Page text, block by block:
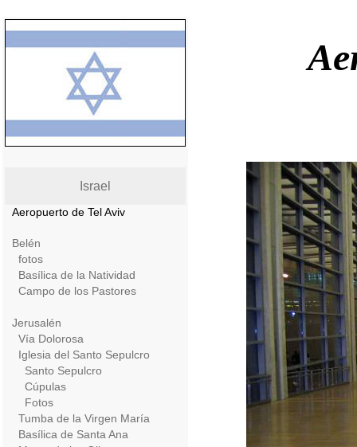
Israel
Aeropuerto de Tel Aviv
Belén
fotos
Basílica de la Natividad
Campo de los Pastores
Jerusalén
Vía Dolorosa
Iglesia del Santo Sepulcro
Santo Sepulcro
Cúpulas
Fotos
Tumba de la Virgen María
Basílica de Santa Ana